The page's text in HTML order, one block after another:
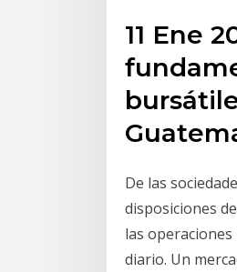
11 Ene
De las
disposiciones
las operaciones
diario. Un